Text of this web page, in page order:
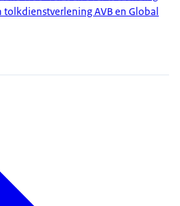
AVB en Global